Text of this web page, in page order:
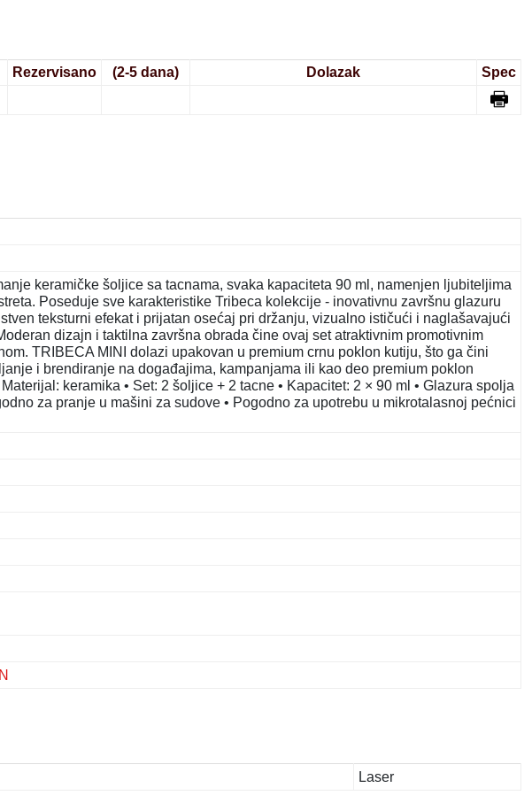
Rezervisano (2-5 dana) Dolazak
Spec
keramičke šoljice sa tacnama, svaka kapaciteta 90 ml, namenjen ljubiteljima
Poseduje sve karakteristike Tribeca kolekcije - inovativnu završnu glazuru
teksturni efekat i prijatan osećaj pri držanju, vizualno ističući i naglašavajući
dizajn i taktilna završna obrada čine ovaj set atraktivnim promotivnim
TRIBECA MINI dolazi upakovan u premium crnu poklon kutiju, što ga čini
i brendiranje na događajima, kampanjama ili kao deo premium poklon
keramika • Set: 2 šoljice + 2 tacne • Kapacitet: 2 × 90 ml • Glazura spolja
za pranje u mašini za sudove • Pogodno za upotrebu u mikrotalasnoj pećnici
Laser